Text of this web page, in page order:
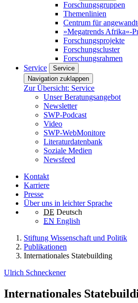
Forschungsgruppen
Themenlinien
Centrum für
»Megatrends Afrika«-
Forschungsprojekte
Forschungscluster
Forschungsrahmen
Service
Service
Navigation zuklappen
Zur Übersicht: Service
Unser Beratungsangebot
Newsletter
SWP-Podcast
Video
SWP-WebMonitore
Literaturdatenbank
Soziale Medien
Newsfeed
Kontakt
Karriere
Presse
Über uns in leichter Sprache
DE Deutsch
EN English
Stiftung Wissenschaft und Politik
Publikationen
Internationales Statebuilding
Ulrich Schneckener
Internationales